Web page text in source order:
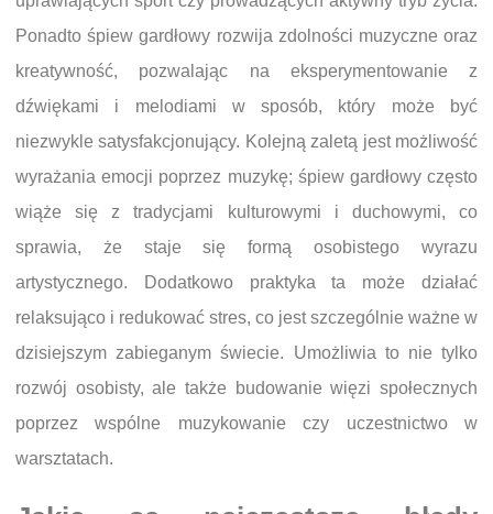
Ponadto śpiew gardłowy rozwija zdolności muzyczne oraz
kreatywność, pozwalając na eksperymentowanie z
dźwiękami i melodiami w sposób, który może być
niezwykle satysfakcjonujący. Kolejną zaletą jest możliwość
wyrażania emocji poprzez muzykę; śpiew gardłowy często
wiąże się z tradycjami kulturowymi i duchowymi, co
sprawia, że staje się formą osobistego wyrazu
artystycznego. Dodatkowo praktyka ta może działać
relaksująco i redukować stres, co jest szczególnie ważne w
dzisiejszym zabieganym świecie. Umożliwia to nie tylko
rozwój osobisty, ale także budowanie więzi społecznych
poprzez wspólne muzykowanie czy uczestnictwo w
warsztatach.